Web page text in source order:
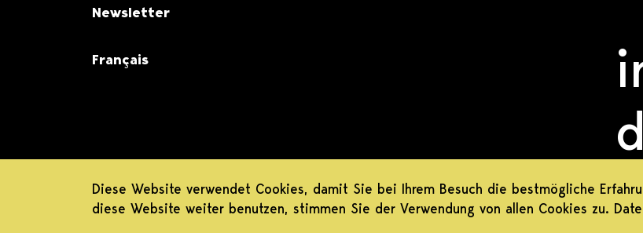
Newsletter
Français
Datenschutz Impressum
Diese Website verwendet Cookies, damit Sie bei Ihrem Besuch die bestmögliche
diese Website weiter benutzen, stimmen Sie der Verwendung von allen Cookies zu.